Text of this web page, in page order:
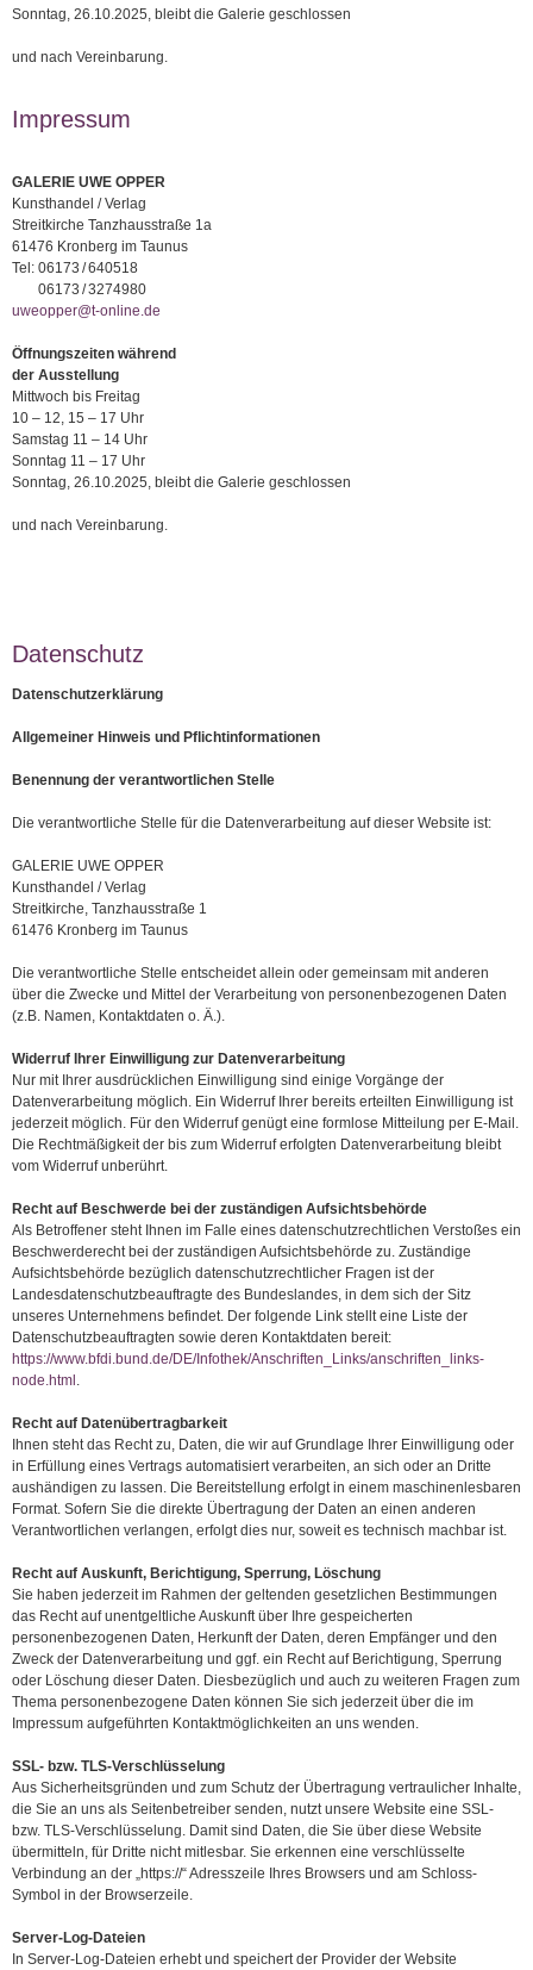
Sonntag, 26.10.2025, bleibt die Galerie geschlossen
und nach Vereinbarung.
Impressum
GALERIE UWE OPPER
Kunsthandel / Verlag
Streitkirche Tanzhausstraße 1a
61476 Kronberg im Taunus
Tel: 06173 / 640518
06173 / 3274980
uweopper@t-online.de
Öffnungszeiten während
der Ausstellung
Mittwoch bis Freitag
10 – 12, 15 – 17 Uhr
Samstag 11 – 14 Uhr
Sonntag 11 – 17 Uhr
Sonntag, 26.10.2025, bleibt die Galerie geschlossen
und nach Vereinbarung.
Datenschutz
Datenschutzerklärung
Allgemeiner Hinweis und Pflichtinformationen
Benennung der verantwortlichen Stelle
Die verantwortliche Stelle für die Datenverarbeitung auf dieser Website ist:
GALERIE UWE OPPER
Kunsthandel / Verlag
Streitkirche, Tanzhausstraße 1
61476 Kronberg im Taunus
Die verantwortliche Stelle entscheidet allein oder gemeinsam mit anderen
über die Zwecke und Mittel der Verarbeitung von personenbezogenen Daten
(z.B. Namen, Kontaktdaten o. Ä.).
Widerruf Ihrer Einwilligung zur Datenverarbeitung
Nur mit Ihrer ausdrücklichen Einwilligung sind einige Vorgänge der
Datenverarbeitung möglich. Ein Widerruf Ihrer bereits erteilten Einwilligung ist
jederzeit möglich. Für den Widerruf genügt eine formlose Mitteilung per E-Mail.
Die Rechtmäßigkeit der bis zum Widerruf erfolgten Datenverarbeitung bleibt
vom Widerruf unberührt.
Recht auf Beschwerde bei der zuständigen Aufsichtsbehörde
Als Betroffener steht Ihnen im Falle eines datenschutzrechtlichen Verstoßes ein
Beschwerderecht bei der zuständigen Aufsichtsbehörde zu. Zuständige
Aufsichtsbehörde bezüglich datenschutzrechtlicher Fragen ist der
Landesdatenschutzbeauftragte des Bundeslandes, in dem sich der Sitz
unseres Unternehmens befindet. Der folgende Link stellt eine Liste der
Datenschutzbeauftragten sowie deren Kontaktdaten bereit:
https://www.bfdi.bund.de/DE/Infothek/Anschriften_Links/anschriften_links-
node.html .
Recht auf Datenübertragbarkeit
Ihnen steht das Recht zu, Daten, die wir auf Grundlage Ihrer Einwilligung oder
in Erfüllung eines Vertrags automatisiert verarbeiten, an sich oder an Dritte
aushändigen zu lassen. Die Bereitstellung erfolgt in einem maschinenlesbaren
Format. Sofern Sie die direkte Übertragung der Daten an einen anderen
Verantwortlichen verlangen, erfolgt dies nur, soweit es technisch machbar ist.
Recht auf Auskunft, Berichtigung, Sperrung, Löschung
Sie haben jederzeit im Rahmen der geltenden gesetzlichen Bestimmungen
das Recht auf unentgeltliche Auskunft über Ihre gespeicherten
personenbezogenen Daten, Herkunft der Daten, deren Empfänger und den
Zweck der Datenverarbeitung und ggf. ein Recht auf Berichtigung, Sperrung
oder Löschung dieser Daten. Diesbezüglich und auch zu weiteren Fragen zum
Thema personenbezogene Daten können Sie sich jederzeit über die im
Impressum aufgeführten Kontaktmöglichkeiten an uns wenden.
SSL- bzw. TLS-Verschlüsselung
Aus Sicherheitsgründen und zum Schutz der Übertragung vertraulicher Inhalte,
die Sie an uns als Seitenbetreiber senden, nutzt unsere Website eine SSL-
bzw. TLS-Verschlüsselung. Damit sind Daten, die Sie über diese Website
übermitteln, für Dritte nicht mitlesbar. Sie erkennen eine verschlüsselte
Verbindung an der „https://“ Adresszeile Ihres Browsers und am Schloss-
Symbol in der Browserzeile.
Server-Log-Dateien
In Server-Log-Dateien erhebt und speichert der Provider der Website